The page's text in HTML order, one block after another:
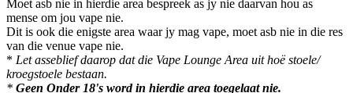
Moet asb nie in hierdie area bespreek as jy nie daarvan hou as
mense om jou vape nie.
Dit is ook die enigste area waar jy mag vape, moet asb nie in die res
van die venue vape nie.
* Let asseblief daarop dat die Vape Lounge Area uit hoë stoele/
kroegstoele bestaan.
* Geen Onder 18's word in hierdie area toegelaat nie.